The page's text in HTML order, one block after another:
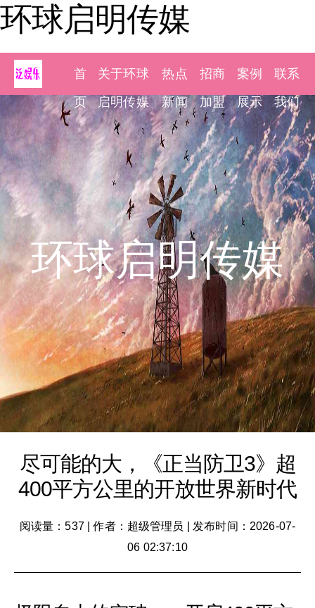
环球启明传媒
首
页
关于环球
启明传媒
热点
新闻
招商
加盟
案例
展示
联系
我们
环球启明传媒
尽可能的大，《正当防卫3》超
400平方公里的开放世界新时代
阅读量：537|作者：超级管理员
发布时间：2026-07-
06 02:37:10